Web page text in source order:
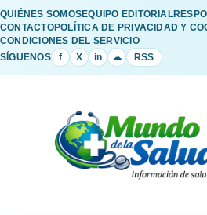
QUIÉNES SOMOSEQUIPO EDITORIAL
CONTACTOPOLÍTICA DE PRIVACIDAD Y
CONDICIONES DEL SERVICIO
SÍGUENOS
f X in ☁ RSS